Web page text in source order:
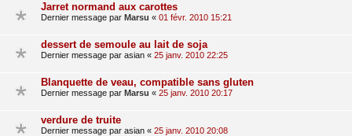
Jarret normand aux carottes
Dernier message par Marsu « 01 févr. 2010 15:21
dessert de semoule au lait de soja
Dernier message par asian « 25 janv. 2010 22:25
Blanquette de veau, compatible sans gluten
Dernier message par Marsu « 25 janv. 2010 20:17
verdure de truite
Dernier message par asian « 25 janv. 2010 20:08